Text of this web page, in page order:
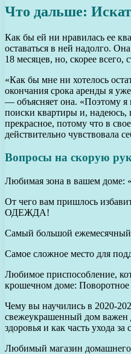
Что дальше:
Как бы ей ни нравилась ее
оставаться в ней надолго.
18 месяцев, но, скорее всего,
«Как бы мне ни хотелось
окончания срока аренды я
— объясняет она. «Поэтому я
поиски квартиры и, надеюсь,
прекрасное, потому что в
действительно чувствовала
Вопросы на скорую
Любимая зона в вашем доме:
От чего вам пришлось
ОДЕЖДА!
Самый большой ежемесячный
Самое сложное место для
Любимое приспособление,
крошечном доме: Поворотное
Чему вы научились в 2020-
свежеукрашенный дом важен
здоровья и как часть ухода за
Любимый магазин домашнего